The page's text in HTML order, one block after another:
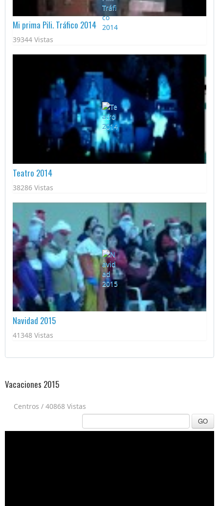
Mi prima Pili. Tráfico 2014
39344 Vistas
Teatro 2014
38286 Vistas
Navidad 2015
41348 Vistas
Vacaciones 2015
Centros / 40868 Vistas
GO